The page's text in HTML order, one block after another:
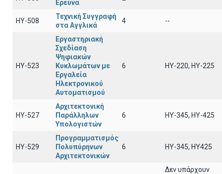
Ερευνα
ΗΥ-508
Τεχνική Συγγραφή
στα Αγγλικά
4 --
ΗΥ-523
Εργαστηριακή
Σχεδίαση
Ψηφιακών
Κυκλωμάτων με
Εργαλεία
Ηλεκτρονικού
Αυτοματισμού
6 ΗΥ-220, ΗΥ-225
ΗΥ-527
Αρχιτεκτονική
Παράλληλων
Υπολογιστών
6 HY-345, HY-425
ΗΥ-529
Προγραμματισμός
Πολυπύρηνων
Αρχιτεκτονικών
6 HY-345, HY425
Δεν υπάρχουν